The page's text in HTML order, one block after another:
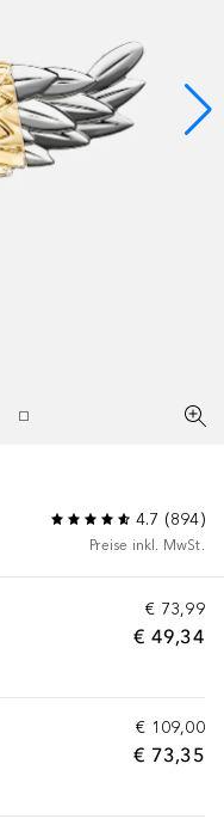
4.7 (894)
Preise inkl. MwSt.
€ 73,99
€ 49,34
€ 109,00
€ 73,35